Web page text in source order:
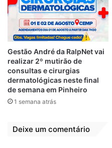
Othelino Neto sai
em defesa do
prefeito de Santa
Rita e critica Aluísio
Mendes por falta
de coerência
política
12 de novembro de 2025
Em "ALEMA-MA"
Aluísio Mendes
Gestão André da RalpNet vai
realizar 2º mutirão de
consultas e cirurgias
dermatológicas neste final
de semana em Pinheiro
1 semana atrás
Deixe um comentário